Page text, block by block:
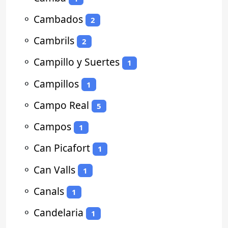
⚬ Cambados 2
⚬ Cambrils 2
⚬ Campillo y Suertes 1
⚬ Campillos 1
⚬ Campo Real 5
⚬ Campos 1
⚬ Can Picafort 1
⚬ Can Valls 1
⚬ Canals 1
⚬ Candelaria 1